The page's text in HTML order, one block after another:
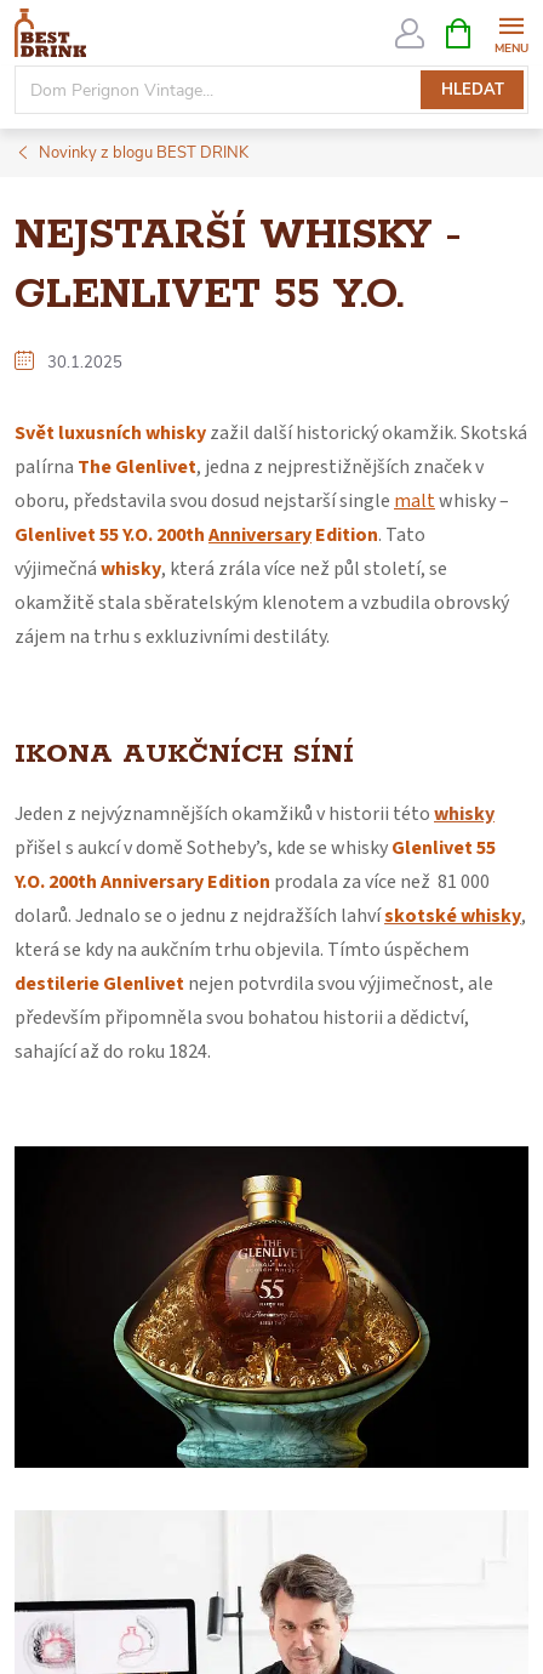
Přejít
obsah
HLEDAT
NÁKUPNÍ
KOŠÍK
Novinky z blogu BEST DRINK
NEJSTARŠÍ WHISKY -
GLENLIVET 55 Y.O.
30.1.2025
Svět luxusních whiskyzažil další historický okamžik. Skotská
palírna The Glenlivet, jedna z nejprestižnějších značek v
oboru, představila svou dosud nejstarší single maltwhisky –
Glenlivet 55 Y.O. 200thAnniversaryEdition. Tato
výjimečnáwhisky, která zrála více než půl století, se
okamžitě stala sběratelským klenotem a vzbudila obrovský
zájem na trhu s exkluzivními destiláty.
IKONA AUKČNÍCH SÍNÍ
Jeden z nejvýznamnějších okamžiků v historii tétowhisky
přišel s aukcí v domě Sotheby’s, kde se whiskyGlenlivet 55
Y.O. 200th Anniversary Edition prodala za více než 81 000
dolarů. Jednalo se o jednu z nejdražších lahvískotské whisky,
která se kdy na aukčním trhu objevila. Tímto úspěchem
destilerie Glenlivetnejen potvrdila svou výjimečnost, ale
především připomněla svou bohatou historii a dědictví,
sahající až do roku 1824.